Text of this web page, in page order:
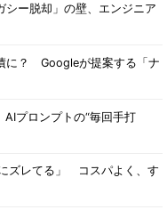
ー脱却」の壁、エンジニア
に？ Googleが提案する「ナ
プロンプトの“毎回手打
ズレてる」 コスパよく、す